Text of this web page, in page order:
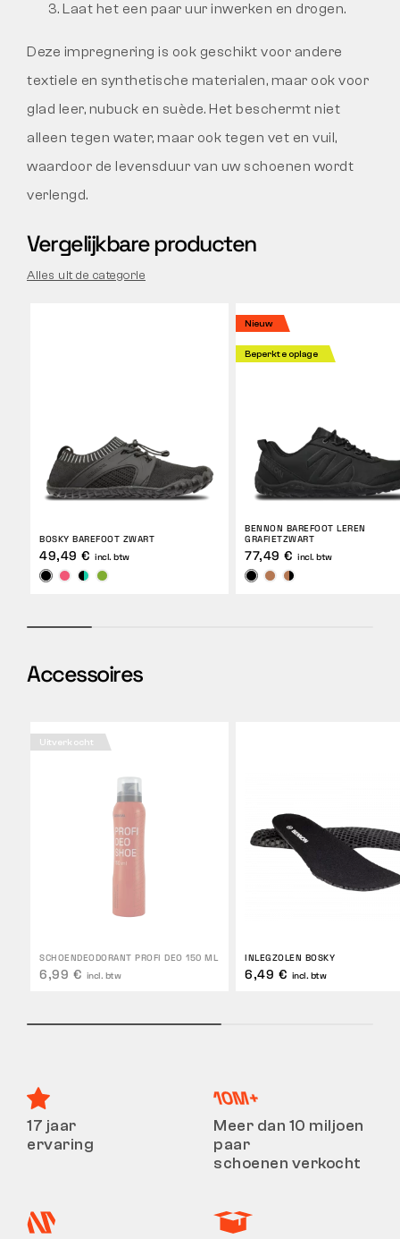
Laat het een paar uur inwerken en drogen.
Deze impregnering is ook geschikt voor andere
textiele en synthetische materialen, maar ook voor
glad leer, nubuck en suède. Het beschermt niet
alleen tegen water, maar ook tegen vet en vuil,
waardoor de levensduur van uw schoenen wordt
verlengd.
Vergelijkbare producten
Alles uit de categorie
BOSKY BAREFOOT ZWART
49,49 € incl. btw
Nieuw
Beperkte oplage
BENNON BAREFOOT LEREN
GRAFIETZWART
77,49 € incl. btw
Accessoires
Uitverkocht
SCHOENDEODORANT PROFI DEO 150 ML
6,99 € incl. btw
INLEGZOLEN BOSKY
6,49 € incl. btw
17 jaar
ervaring
Meer dan 10 miljoen
paar
schoenen verkocht